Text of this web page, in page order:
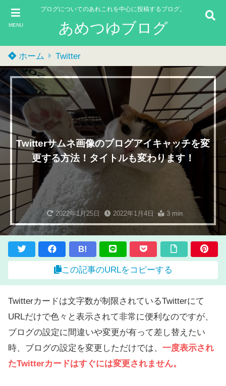
MENU
ブログについてのあれこれを中心に投稿するブログ。
あめつゆブログ
ホーム Twitter
Twitterサムネ画像のブログアイキャッチを変
更する方法！タイトルも変わります！
2022年1月25日 2022年1月4日 3 min
B!
この記事のURLをコピーする
Twitterカードは文字数が制限されているTwitterにて
URLだけで色々と表示されて非常に便利なのですが、
ブログの設定に間違いや変更が有って差し替えたい
時、ブログの設定を変更しただけでは、 一度表示され
たTwitterカードはすぐには変更されません。